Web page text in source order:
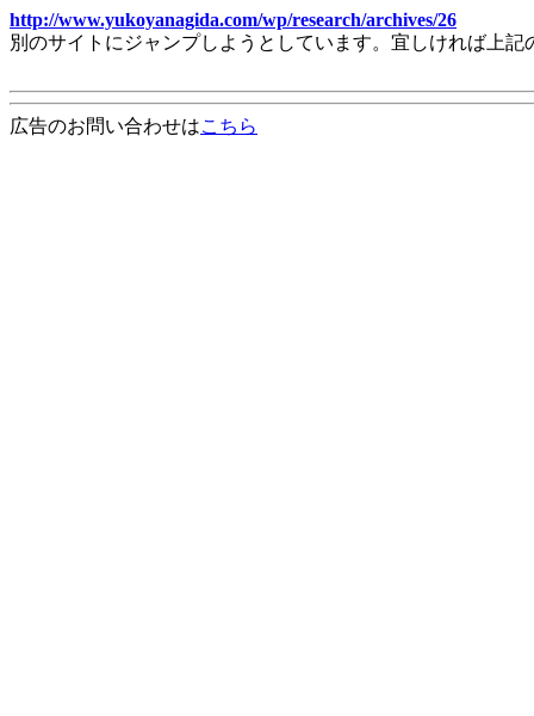
http://www.yukoyanagida.com/wp/research/archives/26
別のサイトにジャンプしようとしています。宜しければ上
広告のお問い合わせはこちら